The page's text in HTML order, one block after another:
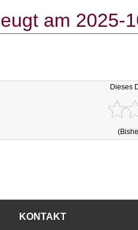
am 2025-
Dieses
KONTAKT